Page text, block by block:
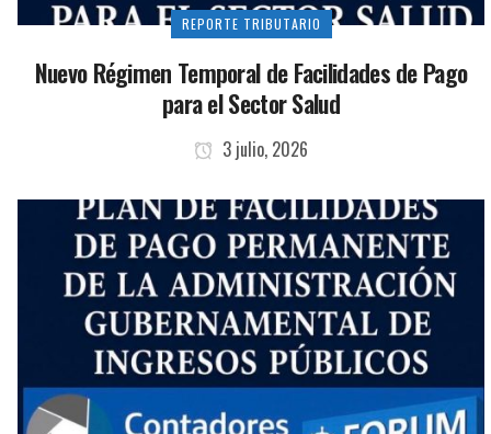
REPORTE TRIBUTARIO
Nuevo Régimen Temporal de Facilidades de Pago
para el Sector Salud
3 julio, 2026